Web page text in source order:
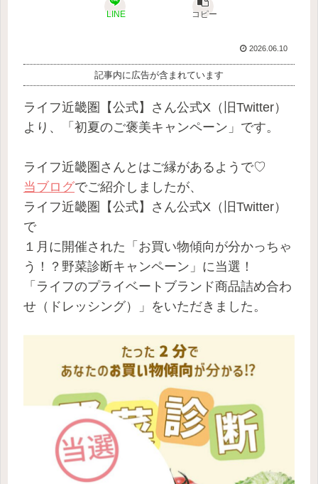
LINE コピー
2026.06.10
記事内に広告が含まれています
ライフ近畿圏【公式】さん公式X（旧Twitter）
より、「初夏のご褒美キャンペーン」です。
ライフ近畿圏さんとはご縁があるようで♡
当ブログでご紹介しましたが、
ライフ近畿圏【公式】さん公式X（旧Twitter）
で
１月に開催された「お買い物傾向が分かっちゃ
う！？野菜診断キャンペーン」に当選！
「ライフのプライベートブランド商品詰め合わ
せ（ドレッシング）」をいただきました。